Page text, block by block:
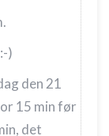
)
den 21
15 min før
det